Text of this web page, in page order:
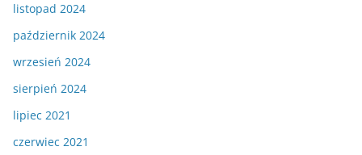
listopad 2024
październik 2024
wrzesień 2024
sierpień 2024
lipiec 2021
czerwiec 2021